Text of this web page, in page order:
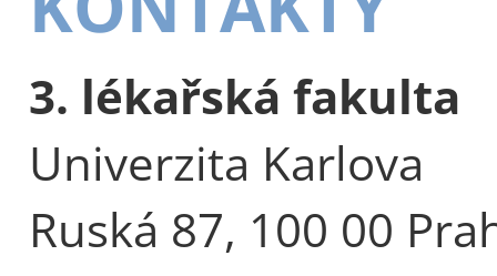
3. lékařská fakulta
Univerzita Karlova
Ruská 87, 100 00